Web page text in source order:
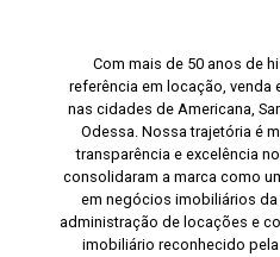
Com mais de 50 anos de
referência em locação, venda
nas cidades de Americana,
Odessa. Nossa trajetória é
transparência e excelência
consolidaram a marca como
em negócios imobiliários
administração de locações e
imobiliário reconhecido